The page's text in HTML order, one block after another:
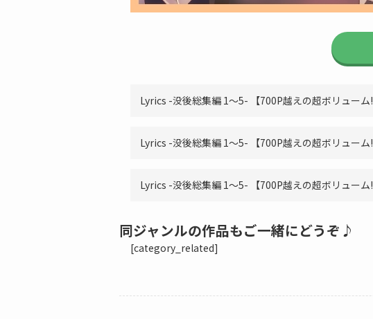
Lyrics -没後総集編 1～5- 【700P越えの超ボリュー
Lyrics -没後総集編 1～5- 【700P越えの超ボリュー
Lyrics -没後総集編 1～5- 【700P越えの超ボリューム
同ジャンルの作品もご一緒にどうぞ♪
[category_related]